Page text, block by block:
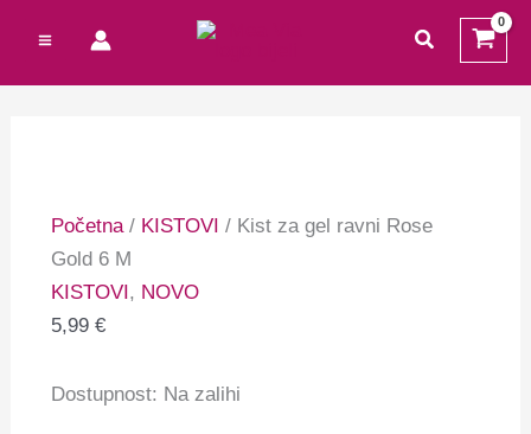
sadržaj
traži
Početna/ KISTOVI / Kist za gel ravni Rose
Gold 6 M
KISTOVI, NOVO
5,99€
Dostupnost: Na zalihi
za
gel
6
M
količina
proizvod
ima
Total: